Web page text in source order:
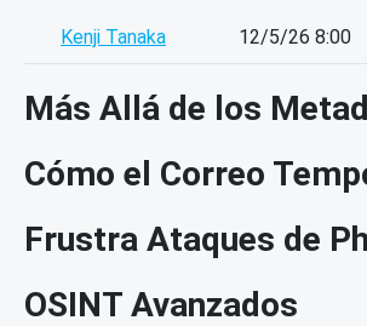
Kenji Tanaka 12/5/26 8:00
Más Allá de los
Cómo el Correo
Frustra Ataques de
OSINT Avanzados